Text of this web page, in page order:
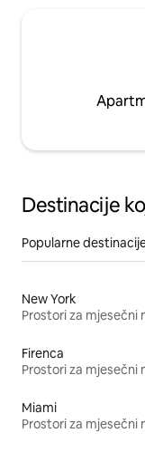
Destinacije
Popularne
New York
Prostori za mjesečni
Firenca
Prostori za mjesečni
Miami
Prostori za mjesečni